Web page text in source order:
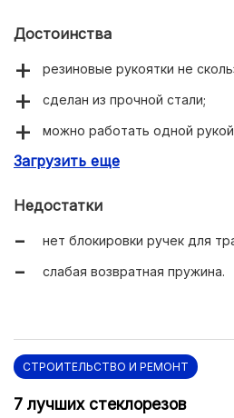
Достоинства
резиновые рукоятки не
сделан из прочной стали;
можно работать одной
предусмотрена замена
Загрузить еще
Недостатки
нет блокировки ручек для
слабая возвратная пружина.
СТРОИТЕЛЬСТВО И РЕМОНТ
7 лучших стеклорезов